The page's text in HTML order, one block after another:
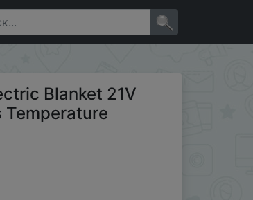
Control Keep Warm Heating Safe
Blanket 21V
Temperature